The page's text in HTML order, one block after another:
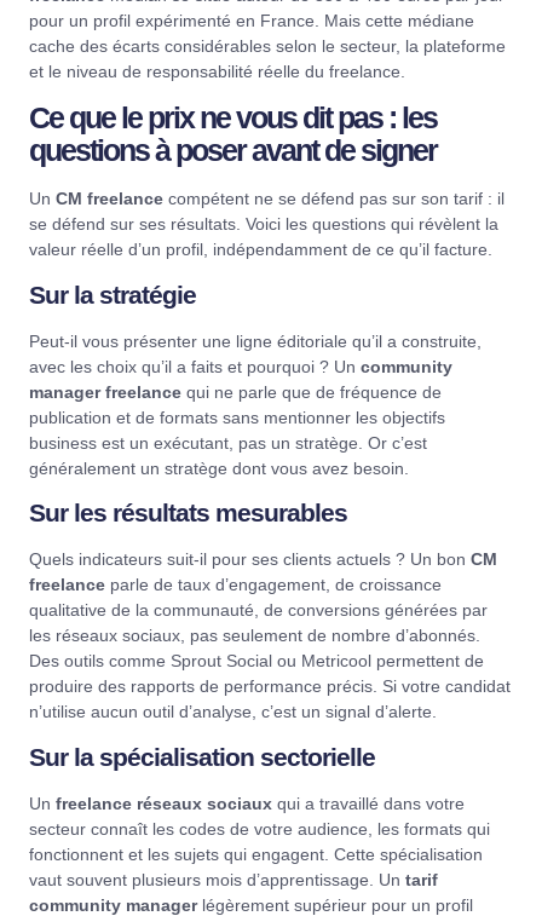
pour un profil expérimenté en France. Mais cette médiane
cache des écarts considérables selon le secteur, la plateforme
et le niveau de responsabilité réelle du freelance.
Ce que le prix ne vous dit pas : les
questions à poser avant de signer
Un CM freelance compétent ne se défend pas sur son tarif : il
se défend sur ses résultats. Voici les questions qui révèlent la
valeur réelle d’un profil, indépendamment de ce qu’il facture.
Sur la stratégie
Peut-il vous présenter une ligne éditoriale qu’il a construite,
avec les choix qu’il a faits et pourquoi ? Un community
manager freelance qui ne parle que de fréquence de
publication et de formats sans mentionner les objectifs
business est un exécutant, pas un stratège. Or c’est
généralement un stratège dont vous avez besoin.
Sur les résultats mesurables
Quels indicateurs suit-il pour ses clients actuels ? Un bon CM
freelance parle de taux d’engagement, de croissance
qualitative de la communauté, de conversions générées par
les réseaux sociaux, pas seulement de nombre d’abonnés.
Des outils comme Sprout Social ou Metricool permettent de
produire des rapports de performance précis. Si votre candidat
n’utilise aucun outil d’analyse, c’est un signal d’alerte.
Sur la spécialisation sectorielle
Un freelance réseaux sociaux qui a travaillé dans votre
secteur connaît les codes de votre audience, les formats qui
fonctionnent et les sujets qui engagent. Cette spécialisation
vaut souvent plusieurs mois d’apprentissage. Un tarif
community managerlégèrement supérieur pour un profil